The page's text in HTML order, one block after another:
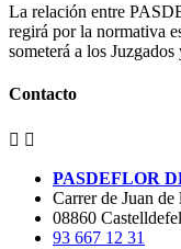
La relación entre
regirá por la normativa
someterá a los
Contacto
 
PASDEFLOR
Carrer de Juan
08860
93 667 12 31